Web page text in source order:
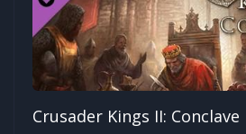
Crusader Kings II: Conclave